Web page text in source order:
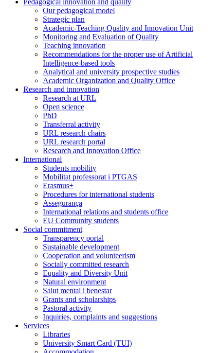
Our pedagogical model
Strategic plan
Academic-Teaching Quality and Innovation Unit
Monitoring and Evaluation of Quality
Teaching innovation
Recommendations for the proper use of Artificial
Intelligence-based tools
Analytical and university prospective studies
Academic Organization and Quality Office
Research and innovation
Research at URL
Open science
PhD
Transferral activity
URL research chairs
URL research portal
Research and Innovation Office
International
Students mobility
Mobilitat professorat i PTGAS
Erasmus+
Procedures for international students
Assegurança
International relations and students office
EU Community students
Social commitment
Transparency portal
Sustainable development
Cooperation and volunteerism
Socially committed research
Equality and Diversity Unit
Natural environment
Salut mental i benestar
Grants and scholarships
Pastoral activity
Inquiries, complaints and suggestions
Services
Libraries
University Smart Card (TUI)